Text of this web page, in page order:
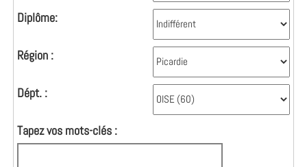
Diplôme:
Région :
Dépt. :
Tapez vos mots-clés :